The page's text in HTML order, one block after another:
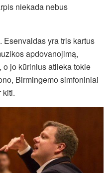
niekada nebus
Esenvaldasyra tris kartus
apdovanojimą,
jo kūrinius atlieka tokie
Birmingemo simfoniniai
kiti.